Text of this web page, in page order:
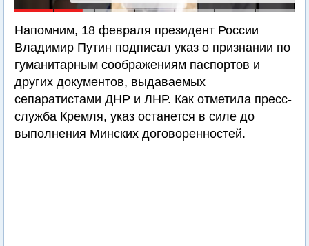
Напомним, 18 февраля президент России
Владимир Путин подписал указ о признании по
гуманитарным соображениям паспортов и
других документов, выдаваемых
сепаратистами ДНР и ЛНР. Как отметила пресс-
служба Кремля, указ останется в силе до
выполнения Минских договоренностей.